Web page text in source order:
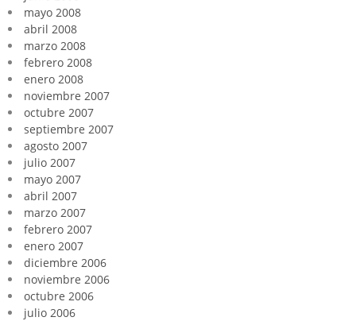
mayo 2008
abril 2008
marzo 2008
febrero 2008
enero 2008
noviembre 2007
octubre 2007
septiembre 2007
agosto 2007
julio 2007
mayo 2007
abril 2007
marzo 2007
febrero 2007
enero 2007
diciembre 2006
noviembre 2006
octubre 2006
julio 2006